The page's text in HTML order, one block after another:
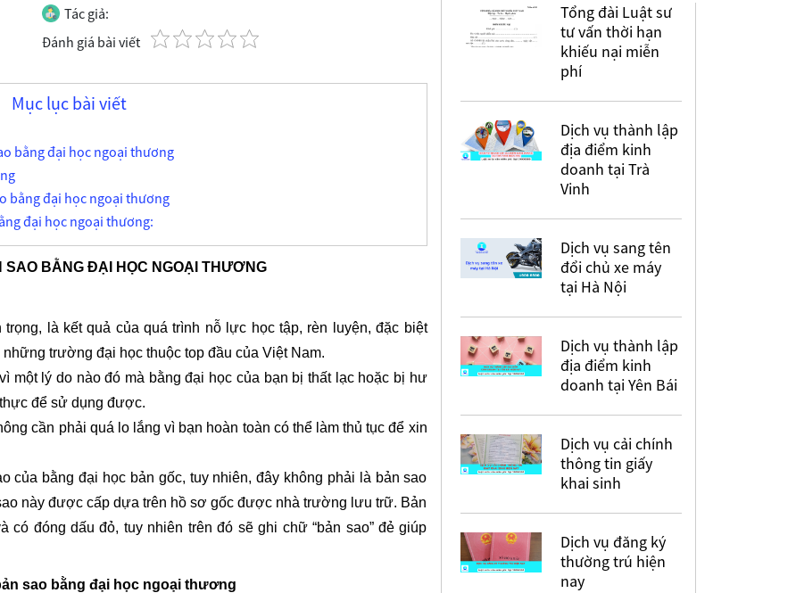
Tác giả:
Đánh giá bài viết
Mục lục bài viết
bằng đại học ngoại thương
bằng đại học ngoại thương
đại học ngoại thương:
SAO BẰNG ĐẠI HỌC NGOẠI THƯƠNG
là kết quả của quá trình nỗ lực học tập, rèn luyện, đặc biệt
trường đại học thuộc top đầu của Việt Nam.
lý do nào đó mà bằng đại học của bạn bị thất lạc hoặc bị hư
để sử dụng được.
cần phải quá lo lắng vì bạn hoàn toàn có thể làm thủ tục để xin
bằng đại học bản gốc, tuy nhiên, đây không phải là bản sao
này được cấp dựa trên hồ sơ gốc được nhà trường lưu trữ. Bản
đóng dấu đỏ, tuy nhiên trên đó sẽ ghi chữ “bản sao” đẻ giúp
sao bằng đại học ngoại thương
Tổng đài Luật sư
tư vấn thời hạn
khiếu nại miễn
phí
Dịch vụ thành lập
địa điểm kinh
doanh tại Trà
Vinh
Dịch vụ sang tên
đổi chủ xe máy
tại Hà Nội
Dịch vụ thành lập
địa điểm kinh
doanh tại Yên Bái
Dịch vụ cải chính
thông tin giấy
khai sinh
Dịch vụ đăng ký
thường trú hiện
nay